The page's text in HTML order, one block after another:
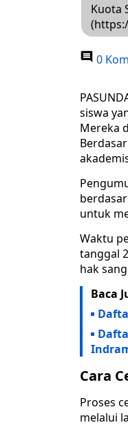
Kuota
0
siswa
Mereka
untuk
Waktu
tanggal
hak
Baca
Cara
Proses
melalui